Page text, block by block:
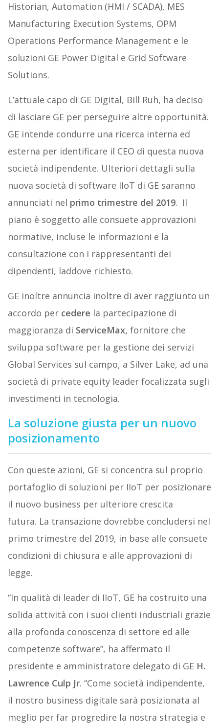
Historian, Automation (HMI / SCADA), MES
Manufacturing Execution Systems, OPM
Operations Performance Management e le
soluzioni GE Power Digital e Grid Software
Solutions.
L’attuale capo di GE Digital, Bill Ruh, ha deciso
di lasciare GE per perseguire altre opportunità.
GE intende condurre una ricerca interna ed
esterna per identificare il CEO di questa nuova
società indipendente. Ulteriori dettagli sulla
nuova società di software IIoT di GE saranno
annunciati nel primo trimestre del 2019. Il
piano è soggetto alle consuete approvazioni
normative, incluse le informazioni e la
consultazione con i rappresentanti dei
dipendenti, laddove richiesto.
GE inoltre annuncia inoltre di aver raggiunto un
accordo per cedere la partecipazione di
maggioranza di ServiceMax, fornitore che
sviluppa software per la gestione dei servizi
Global Services sul campo, a Silver Lake, ad una
società di private equity leader focalizzata sugli
investimenti in tecnologia.
La soluzione giusta per un nuovo
posizionamento
Con queste azioni, GE si concentra sul proprio
portafoglio di soluzioni per IIoT per posizionare
il nuovo business per ulteriore crescita
futura. La transazione dovrebbe concludersi nel
primo trimestre del 2019, in base alle consuete
condizioni di chiusura e alle approvazioni di
legge.
“In qualità di leader di IIoT, GE ha costruito una
solida attività con i suoi clienti industriali grazie
alla profonda conoscenza di settore ed alle
competenze software”, ha affermato il
presidente e amministratore delegato di GE H.
Lawrence Culp Jr. “Come società indipendente,
il nostro business digitale sarà posizionata al
meglio per far progredire la nostra strategia e